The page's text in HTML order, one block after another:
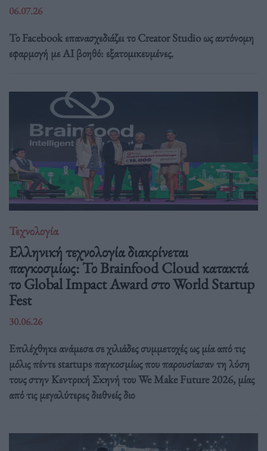
06.07.26
Το Facebook επανασχεδιάζει το Creator Studio ως αυτόνομη
εφαρμογή με AI βοηθό: εξατομικευμένες.
Τεχνολογία
Ελληνική τεχνολογία διακρίνεται
παγκοσμίως: Το Brainfood Cloud κατακτά
το Global Impact Award στο World Startup
Fest
30.06.26
Επιλέχθηκε ανάμεσα σε χιλιάδες συμμετοχές ως μία από τις
μόλις πέντε startups παγκοσμίως που παρουσίασαν τη λύση
τους στην Κεντρική Σκηνή του We Make Future 2026, μίας
από τις μεγαλύτερες διεθνείς διο